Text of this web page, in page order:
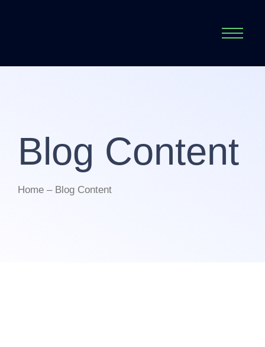
Blog Content
Home – Blog Content